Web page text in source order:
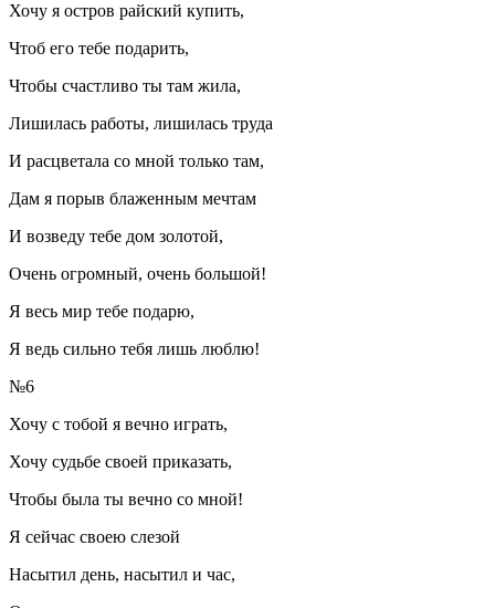
Хочу я остров райский купить,
Чтоб его тебе подарить,
Чтобы счастливо ты там жила,
Лишилась работы, лишилась труда
И расцветала со мной только там,
Дам я порыв блаженным мечтам
И возведу тебе дом золотой,
Очень огромный, очень большой!
Я весь мир тебе подарю,
Я ведь сильно тебя лишь люблю!
№6
Хочу с тобой я вечно играть,
Хочу судьбе своей приказать,
Чтобы была ты вечно со мной!
Я сейчас своею слезой
Насытил день, насытил и час,